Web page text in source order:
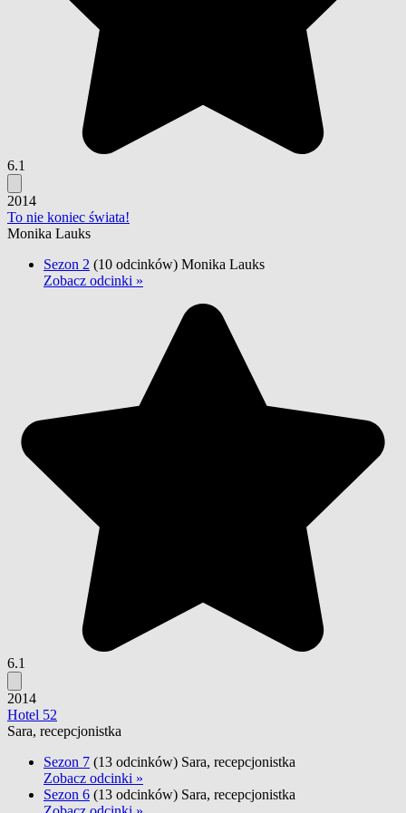
6.1
2014
To nie koniec świata!
Monika Lauks
Sezon 2 (10 odcinków) Monika Lauks
Zobacz odcinki »
6.1
2014
Hotel 52
Sara, recepcjonistka
Sezon 7 (13 odcinków) Sara, recepcjonistka
Zobacz odcinki »
Sezon 6 (13 odcinków) Sara, recepcjonistka